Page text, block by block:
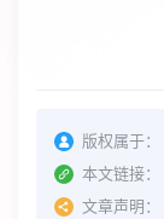
版权属于：
本文链接：
文章声明：